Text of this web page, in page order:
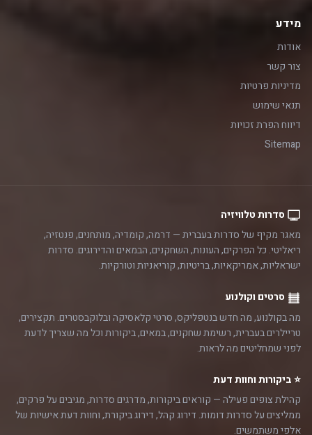
מידע
אודות
צור קשר
מדיניות פרטיות
תנאי שימוש
דיווח הפרת זכויות
Sitemap
סדרות טלוויזיה
מאגר מקיף של סדרות בעברית — דרמה, קומדיה, מותחנים, פנטזיה,
ריאליטי. כל הפרקים, העונות, השחקנים, הבמאים והדירוגים. סדרות
ישראליות, אמריקאיות, בריטיות, קוריאניות וטורקיות.
סרטים וקולנוע
מה בקולנוע, מה חדש בנטפליקס, סרטי קלאסיקה ובלוקבסטרים. תקצירים,
טריילרים בעברית, רשימת שחקנים, במאים, ביקורות וכל מה שצריך לדעת
לפני שמחליטים מה לראות.
⭐ ביקורות וחוות דעת
קהילת צופים פעילה — קוראים ביקורות, מדרגים סדרות, מגיבים על פרקים,
ממליצים על סדרות דומות. דירוג קהל, דירוג ביקורת, וחוות דעת אישיות של
אלפי משתמשים.